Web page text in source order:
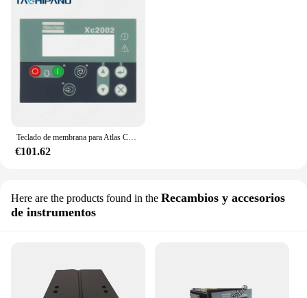
Teclado de membrana para Atlas Copco Xc2002, 1604942202, 1604, 9422, 02, Xc200
€101.62
Here are the products found in the Recambios y accesorios
de instrumentos